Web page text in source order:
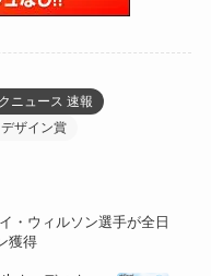
ニュース 速報
ザイン賞
・ウィルソン選手が全日
獲得